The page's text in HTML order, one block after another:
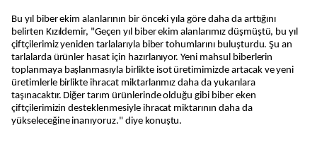
Bu yıl biber ekim alanlarının bir önceki yıla göre daha da arttığını
belirten Kızıldemir, "Geçen yıl biber ekim alanlarımız düşmüştü, bu yıl
çiftçilerimiz yeniden tarlalarıyla biber tohumlarını buluşturdu. Şu an
tarlalarda ürünler hasat için hazırlanıyor. Yeni mahsul biberlerin
toplanmaya başlanmasıyla birlikte isot üretimimizde artacak ve yeni
üretimlerle birlikte ihracat miktarlarımız daha da yukarılara
taşınacaktır. Diğer tarım ürünlerinde olduğu gibi biber eken
çiftçilerimizin desteklenmesiyle ihracat miktarının daha da
yükseleceğine inanıyoruz." diye konuştu.